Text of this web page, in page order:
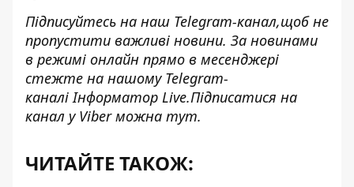
Підписуйтесь на наш Telegram-канал,щоб не
пропустити важливі новини. За новинами
в режимі онлайн прямо в месенджері
стежте на нашому Telegram-
каналіІнформатор Live.Підписатися на
канал у Viber можна тут.
ЧИТАЙТЕ ТАКОЖ: